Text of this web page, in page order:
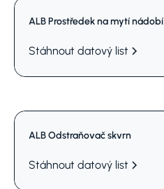
ALB Prostředek na mytí
Stáhnout datový list
ALB Odstraňovač skvrn
Stáhnout datový list